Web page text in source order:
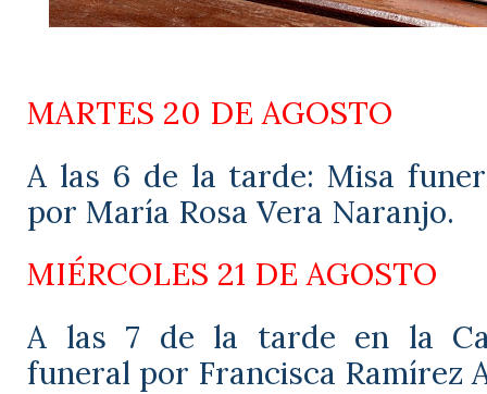
MARTES 20 DE AGOSTO
A las 6 de la tarde: Misa
por María Rosa Vera Naranjo.
MIÉRCOLES 21 DE AGOSTO
A las 7 de la tarde en la
funeral por Francisca Ramírez